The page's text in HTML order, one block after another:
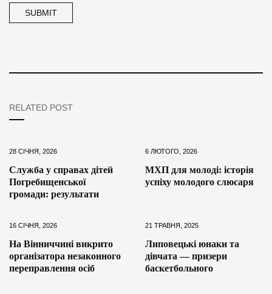
RELATED POST
28 СІЧНЯ, 2026
Служба у справах дітей
Погребищенської
громади: результати
6 ЛЮТОГО, 2026
МХП для молоді: історія
успіху молодого слюсаря
16 СІЧНЯ, 2026
На Вінниччині викрито
організатора незаконного
переправлення осіб
21 ТРАВНЯ, 2025
Липовецькі юнаки та
дівчата — призери
баскетбольного